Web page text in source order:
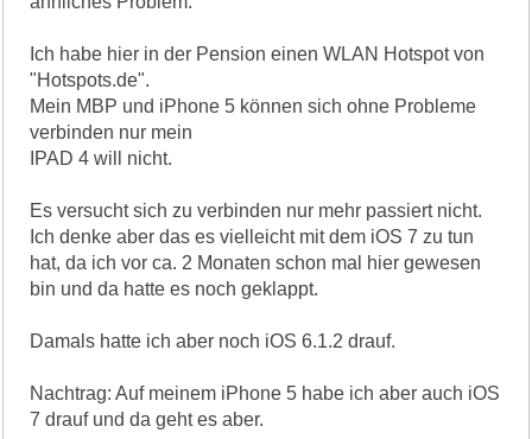
Ich habe hier in der Pension einen WLAN Hotspot von
"Hotspots.de".
Mein MBP und iPhone 5 können sich ohne Probleme
verbinden nur mein
IPAD 4 will nicht.
Es versucht sich zu verbinden nur mehr passiert nicht.
Ich denke aber das es vielleicht mit dem iOS 7 zu tun
hat, da ich vor ca. 2 Monaten schon mal hier gewesen
bin und da hatte es noch geklappt.
Damals hatte ich aber noch iOS 6.1.2 drauf.
Nachtrag: Auf meinem iPhone 5 habe ich aber auch iOS
7 drauf und da geht es aber.